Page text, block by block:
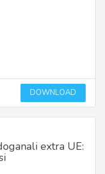
DOWNLOAD
extra UE: